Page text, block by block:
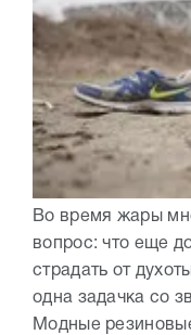
Во время жары
вопрос: что еще
страдать от
одна задачка со
Модные